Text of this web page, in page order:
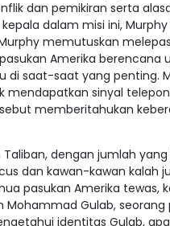
dan pemikiran serta
dalam misi ini,
memutuskan
Amerika berencana
di saat-saat yang penting.
mendapatkan sinyal
memberitahukan
dengan jumlah
dan kawan-kawan kalah
pasukan Amerika tewas,
Gulab, seorang
identitas Gulab,